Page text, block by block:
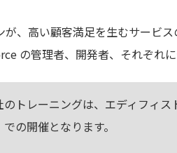
、高い顧客満足を生むサービス
の管理者、開発者、それぞれ
トレーニングは、エディフィ
の開催となります。